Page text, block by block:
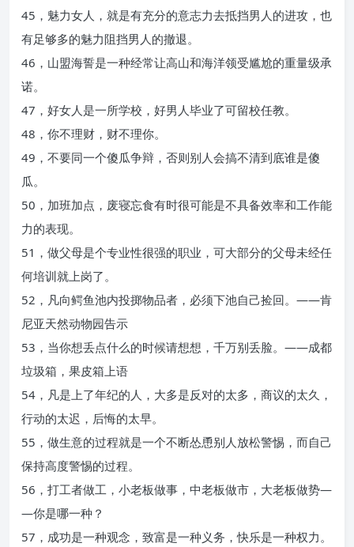
45，魅力女人，就是有充分的意志力去抵挡男人的进攻，也
有足够多的魅力阻挡男人的撤退。
46，山盟海誓是一种经常让高山和海洋领受尴尬的重量级承
诺。
47，好女人是一所学校，好男人毕业了可留校任教。
48，你不理财，财不理你。
49，不要同一个傻瓜争辩，否则别人会搞不清到底谁是傻
瓜。
50，加班加点，废寝忘食有时很可能是不具备效率和工作能
力的表现。
51，做父母是个专业性很强的职业，可大部分的父母未经任
何培训就上岗了。
52，凡向鳄鱼池内投掷物品者，必须下池自己捡回。――肯
尼亚天然动物园告示
53，当你想丢点什么的时候请想想，千万别丢脸。――成都
垃圾箱，果皮箱上语
54，凡是上了年纪的人，大多是反对的太多，商议的太久，
行动的太迟，后悔的太早。
55，做生意的过程就是一个不断怂恿别人放松警惕，而自己
保持高度警惕的过程。
56，打工者做工，小老板做事，中老板做市，大老板做势―
―你是哪一种？
57，成功是一种观念，致富是一种义务，快乐是一种权力。